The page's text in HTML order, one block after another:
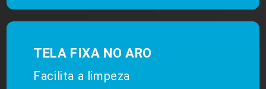
TELA FIXA NO ARO
Facilita a limpeza